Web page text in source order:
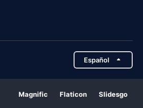
Español
Magnific Flaticon Slidesgo